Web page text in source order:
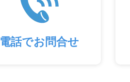
電話でお問合せ